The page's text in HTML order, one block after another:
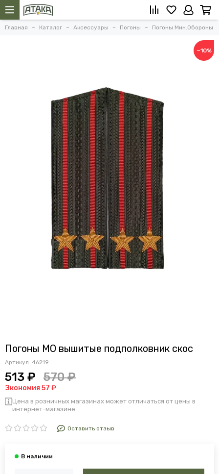
Главная Каталог Аксессуары Погоны Погоны Мин.Обороны
−10%
Погоны МО вышитые подполковник скос
Артикул: 46219
513 ₽ 570 ₽
Экономия 57 ₽
Цена в розничных магазинах может отличаться от цены в
интернет-магазине
Оставить отзыв